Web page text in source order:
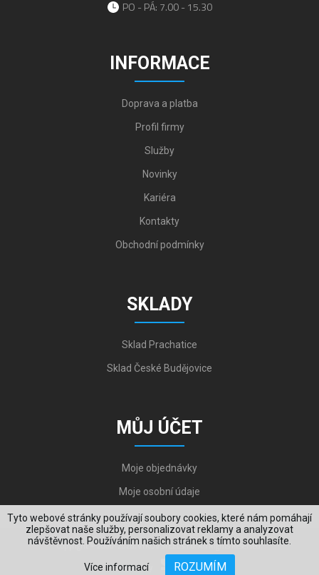
Tyto webové stránky používají soubory cookies, které nám pomáhají
zlepšovat naše služby, personalizovat reklamy a analyzovat
návštěvnost. Používáním našich stránek s tímto souhlasíte.
Více informací ROZUMÍM
PO - PÁ: 7.00 - 15.30
INFORMACE
Doprava a platba
Profil firmy
Služby
Novinky
Kariéra
Kontakty
Obchodní podmínky
SKLADY
Sklad Prachatice
Sklad České Budějovice
MŮJ ÚČET
Moje objednávky
Moje osobní údaje
Copyright © 2006-2026, VYKOV STEEL s.r.o. All Rights Reserved.
Created by